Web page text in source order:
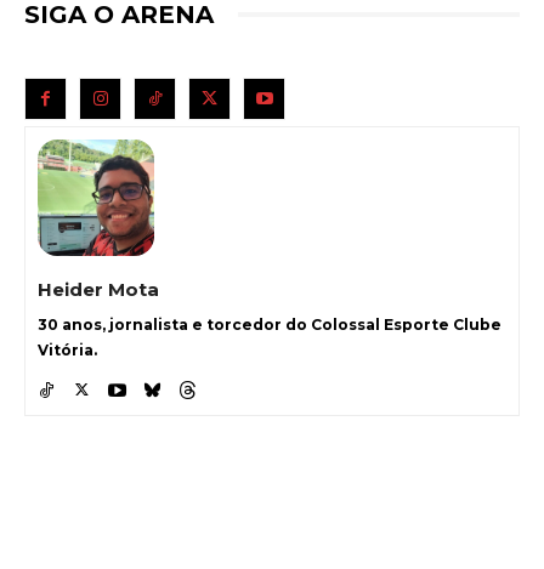
SIGA O ARENA
Heider Mota
30 anos, jornalista e torcedor do Colossal Esporte Clube
Vitória.